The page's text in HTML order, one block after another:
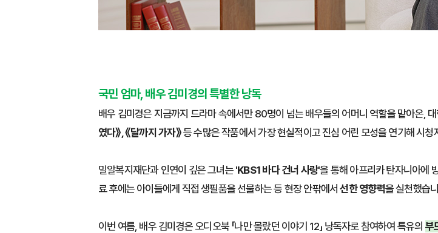
국민 엄마, 배우 김미경의 특별한 낭독
배우 김미경은 지금까지 드라마 속에서만 80명이 넘는 배우들의 어머니 역할을 맡아온,
였다》, 《달까지 가자》등 수많은 작품에서 가장 현실적이고 진심 어린 모성을 연기해 시
밀알복지재단과 인연이 깊은 그녀는 'KBS1 바다 건너 사랑'을 통해 아프리카 탄자니아에
료 후에는 아이들에게 직접 생필품을 선물하는 등 현장 안팎에서선한 영향력을 실천했습
이번 여름, 배우 김미경은 오디오북 「나만 몰랐던 이야기 12」 낭독자로 참여하여 특유의 부